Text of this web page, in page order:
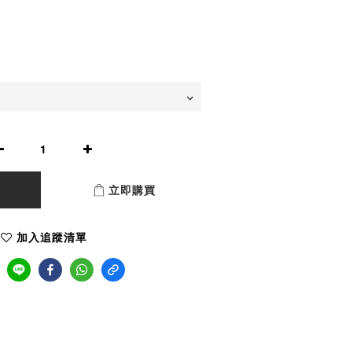
立即購買
加入追蹤清單